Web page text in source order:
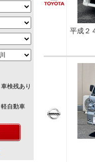
車検残あり
軽自動車
平成２